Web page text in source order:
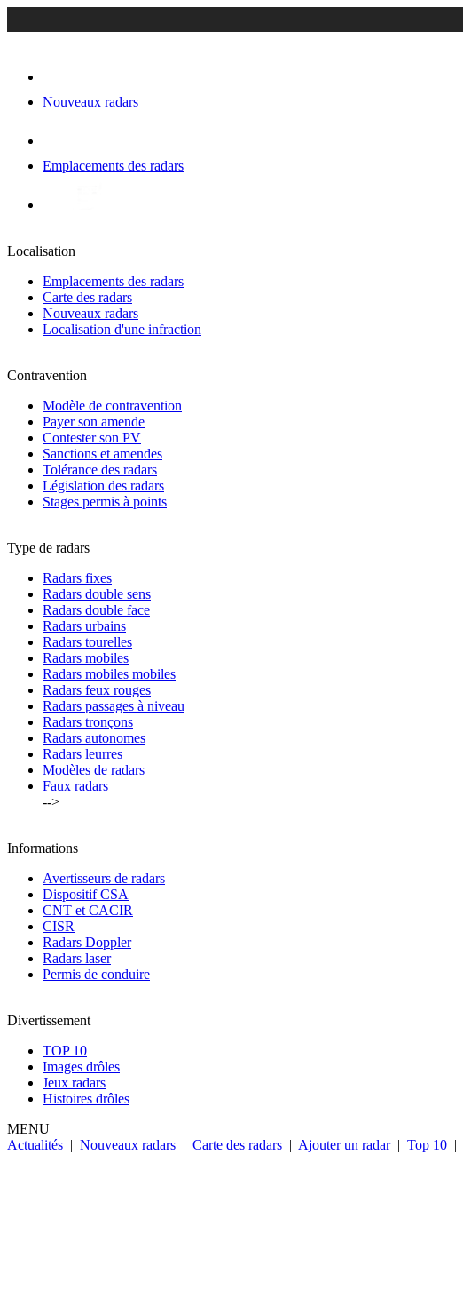
Nouveaux radars
Emplacements des radars
Localisation
Emplacements des radars
Carte des radars
Nouveaux radars
Localisation d'une infraction
Contravention
Modèle de contravention
Payer son amende
Contester son PV
Sanctions et amendes
Tolérance des radars
Législation des radars
Stages permis à points
Type de radars
Radars fixes
Radars double sens
Radars double face
Radars urbains
Radars tourelles
Radars mobiles
Radars mobiles mobiles
Radars feux rouges
Radars passages à niveau
Radars tronçons
Radars autonomes
Radars leurres
Modèles de radars
Faux radars
-->
Informations
Avertisseurs de radars
Dispositif CSA
CNT et CACIR
CISR
Radars Doppler
Radars laser
Permis de conduire
Divertissement
TOP 10
Images drôles
Jeux radars
Histoires drôles
MENU
Actualités | Nouveaux radars | Carte des radars | Ajouter un radar | Top 10 |